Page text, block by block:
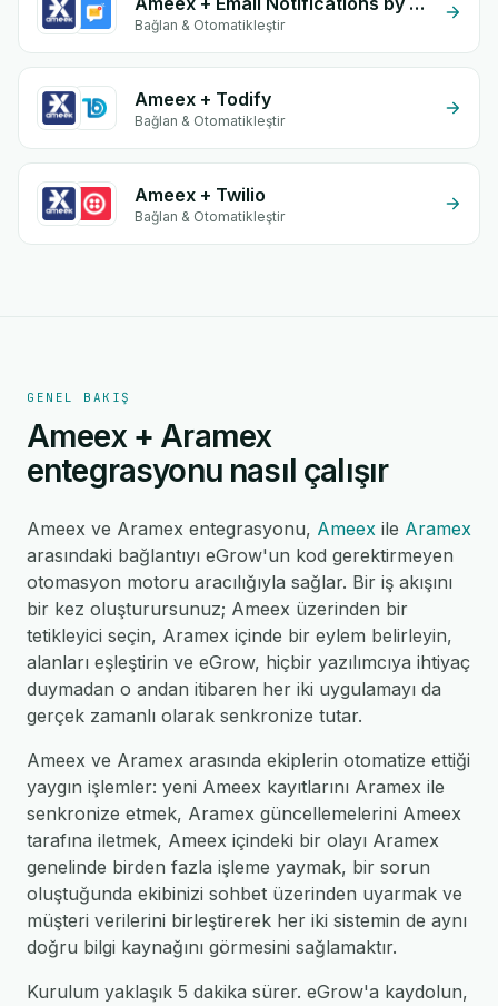
Bağlan & Otomatikleştir
Ameex + Todify
Bağlan & Otomatikleştir
Ameex + Twilio
Bağlan & Otomatikleştir
GENEL BAKIŞ
Ameex + Aramex
entegrasyonu nasıl çalışır
Ameex ve Aramex entegrasyonu, Ameex ile Aramex
arasındaki bağlantıyı eGrow'un kod gerektirmeyen
otomasyon motoru aracılığıyla sağlar. Bir iş akışını
bir kez oluşturursunuz; Ameex üzerinden bir
tetikleyici seçin, Aramex içinde bir eylem belirleyin,
alanları eşleştirin ve eGrow, hiçbir yazılımcıya ihtiyaç
duymadan o andan itibaren her iki uygulamayı da
gerçek zamanlı olarak senkronize tutar.
Ameex ve Aramex arasında ekiplerin otomatize ettiği
yaygın işlemler: yeni Ameex kayıtlarını Aramex ile
senkronize etmek, Aramex güncellemelerini Ameex
tarafına iletmek, Ameex içindeki bir olayı Aramex
genelinde birden fazla işleme yaymak, bir sorun
oluştuğunda ekibinizi sohbet üzerinden uyarmak ve
müşteri verilerini birleştirerek her iki sistemin de aynı
doğru bilgi kaynağını görmesini sağlamaktır.
Kurulum yaklaşık 5 dakika sürer. eGrow'a kaydolun,